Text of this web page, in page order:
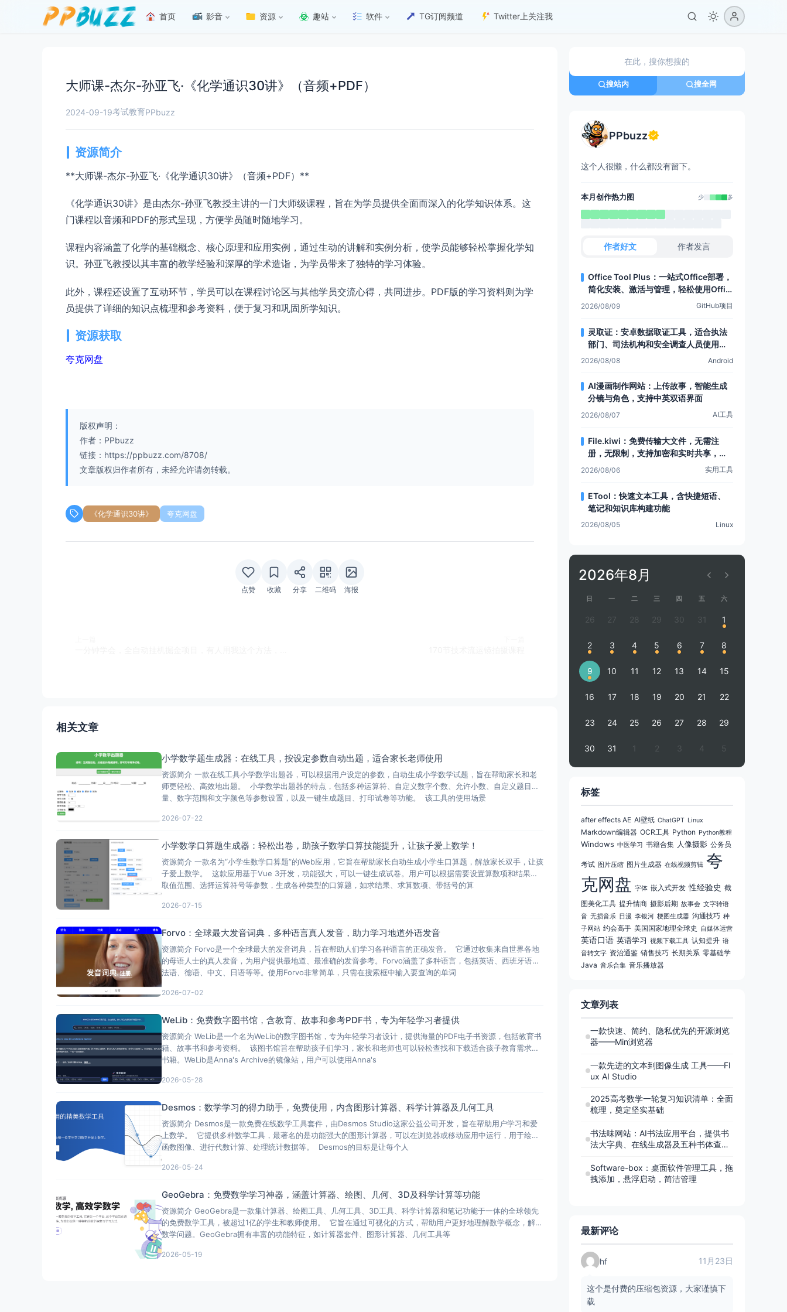
首页 影音 资源 趣站 软件 TG订阅频道 Twitter上关注我
大师课-杰尔-孙亚飞·《化学通识30讲》（音频+PDF）
2024-09-19考试教育PPbuzz
资源简介
**大师课-杰尔-孙亚飞·《化学通识30讲》（音频+PDF）**
《化学通识30讲》是由杰尔-孙亚飞教授主讲的一门大师级课程，旨在为学员提供全面而深入的化学知识体系。这
门课程以音频和PDF的形式呈现，方便学员随时随地学习。
课程内容涵盖了化学的基础概念、核心原理和应用实例，通过生动的讲解和实例分析，使学员能够轻松掌握化学知
识。孙亚飞教授以其丰富的教学经验和深厚的学术造诣，为学员带来了独特的学习体验。
此外，课程还设置了互动环节，学员可以在课程讨论区与其他学员交流心得，共同进步。PDF版的学习资料则为学
员提供了详细的知识点梳理和参考资料，便于复习和巩固所学知识。
资源获取
夸克网盘
版权声明：
作者：PPbuzz
链接：https://ppbuzz.com/8708/
文章版权归作者所有，未经允许请勿转载。
《化学通识30讲》 夸克网盘
点赞 收藏 分享 二维码 海报
相关文章
小学数学题生成器：在线工具，按设定参数自动出题，适合家长老师使用
资源简介 一款在线工具小学数学出题器，可以根据用户设定的参数，自动生成小学数学试题，旨在帮助家长和老
师更轻松、高效地出题。 小学数学出题器的特点，包括多种运算符、自定义数字个数、允许小数、自定义题目数
量、数字范围和文字颜色等参数设置，以及一键生成题目、打印试卷等功能。 该工具的使用场景
2026-07-22
小学数学口算题生成器：轻松出卷，助孩子数学口算技能提升，让孩子爱上数学！
资源简介 一款名为“小学生数学口算题”的Web应用，它旨在帮助家长自动生成小学生口算题，解放家长双手，让孩
子爱上数学。 这款应用基于Vue 3开发，功能强大，可以一键生成试卷。用户可以根据需要设置算数项和结果的
取值范围、选择运算符号等参数，生成各种类型的口算题，如求结果、求算数项、带括号的算
2026-07-15
Forvo：全球最大发音词典，多种语言真人发音，助力学习地道外语发音
资源简介 Forvo是一个全球最大的发音词典，旨在帮助人们学习各种语言的正确发音。 它通过收集来自世界各地
的母语人士的真人发音，为用户提供最地道、最准确的发音参考。Forvo涵盖了多种语言，包括英语、西班牙语、
法语、德语、中文、日语等等。使用Forvo非常简单，只需在搜索框中输入要查询的单词
2026-07-02
WeLib：免费数字图书馆，含教育、故事和参考PDF书，专为年轻学习者提供
资源简介 WeLib是一个名为WeLib的数字图书馆，专为年轻学习者设计，提供海量的PDF电子书资源，包括教育书
籍、故事书和参考资料。 该图书馆旨在帮助孩子们学习，家长和老师也可以轻松查找和下载适合孩子教育需求的
书籍。WeLib是Anna's Archive的镜像站，用户可以使用Anna's
2026-05-28
Desmos：数学学习的得力助手，免费使用，内含图形计算器、科学计算器及几何工具
资源简介 Desmos是一款免费在线数学工具套件，由Desmos Studio这家公益公司开发，旨在帮助用户学习和爱
上数学。 它提供多种数学工具，最著名的是功能强大的图形计算器，可以在浏览器或移动应用中运行，用于绘制
函数图像、进行代数计算、处理统计数据等。 Desmos的目标是让每个人
2026-05-24
GeoGebra：免费数学学习神器，涵盖计算器、绘图、几何、3D及科学计算等功能
资源简介 GeoGebra是一款集计算器、绘图工具、几何工具、3D工具、科学计算器和笔记功能于一体的全球领先
的免费数学工具，被超过1亿的学生和教师使用。 它旨在通过可视化的方式，帮助用户更好地理解数学概念，解决
数学问题。GeoGebra拥有丰富的功能特征，如计算器套件、图形计算器、几何工具等
2026-05-19
搜站内 搜全网
PPbuzz
这个人很懒，什么都没有留下。
本月创作热力图 少 多
作者好文 作者发言
Office Tool Plus：一站式Office部署，
简化安装、激活与管理，轻松使用Offic
e
2026/08/09 GitHub项目
灵取证：安卓数据取证工具，适合执法
部门、司法机构和安全调查人员使用，
可提取安卓设备数据
2026/08/08 Android
AI漫画制作网站：上传故事，智能生成
分镜与角色，支持中英双语界面
2026/08/07 AI工具
File.kiwi：免费传输大文件，无需注
册，无限制，支持加密和实时共享，还
有Web文件夹功能
2026/08/06 实用工具
ETool：快速文本工具，含快捷短语、
笔记和知识库构建功能
2026/08/05 Linux
2026年8月
日 一 二 三 四 五 六
26 27 28 29 30 31 1
2 3 4 5 6 7 8
9 10 11 12 13 14 15
16 17 18 19 20 21 22
23 24 25 26 27 28 29
30 31 1 2 3 4 5
标签
after effects AE AI壁纸 ChatGPT Linux
Markdown编辑器 OCR工具 Python Python教程
Windows 中医学习 书籍合集 人像摄影 公务员
考试 图片压缩 图片生成器 在线视频剪辑 夸
克网盘 字体 嵌入式开发 性经验史 截
图美化工具 提升情商 摄影后期 故事会 文字转语
音 无损音乐 日漫 李银河 梗图生成器 沟通技巧 种
子网站 约会高手 美国国家地理全球史 自媒体运营
英语口语 英语学习 视频下载工具 认知提升 语
音转文字 资治通鉴 销售技巧 长期关系 零基础学
Java 音乐合集 音乐播放器
文章列表
一款快速、简约、隐私优先的开源浏览
器——Min浏览器
一款先进的文本到图像生成 工具——Fl
ux AI Studio
2025高考数学一轮复习知识清单：全面
梳理，奠定坚实基础
书法味网站：AI书法应用平台，提供书
法大字典、在线生成器及五种书体查询
Software-box：桌面软件管理工具，拖
拽添加，悬浮启动，简洁管理
最新评论
hf 11月23日
这个是付费的压缩包资源，大家谨慎下
载